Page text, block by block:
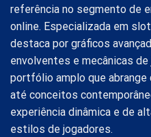
referência no segmento de
online. Especializada em
destaca por gráficos
envolventes e mecânicas de
portfólio amplo que
até conceitos
experiência dinâmica e de
estilos de jogadores.